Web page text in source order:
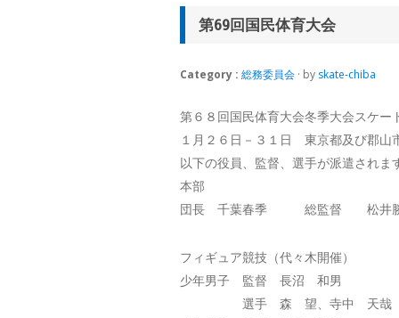
第69回国民体育大会
Category : 総務委員会 · by skate-chiba
第６８回国民体育大会冬季大会スケー
１月２６日－３１日 東京都及び郡山
以下の役員、監督、選手が派遣されま
本部
団長 千葉春季 総監督 松井
フィギュア競技（代々木開催）
少年男子 監督 長沼 和男
選手 森 望、寺中 天哉